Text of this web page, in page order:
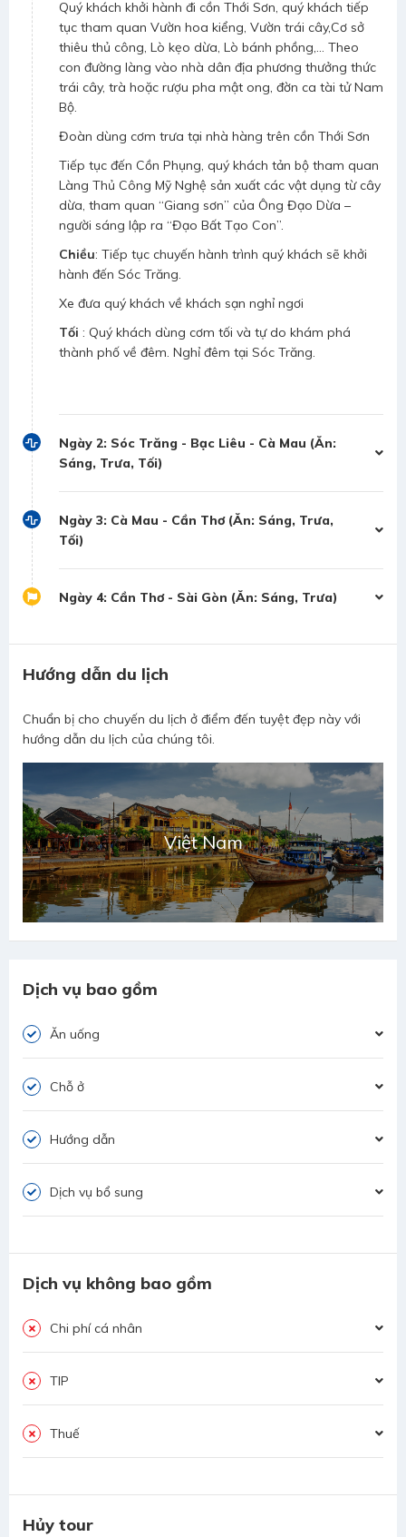
Quý khách khởi hành đi cồn Thới Sơn, quý khách tiếp
tục tham quan Vườn hoa kiểng, Vườn trái cây,Cơ sở
thiêu thủ công, Lò kẹo dừa, Lò bánh phồng,… Theo
con đường làng vào nhà dân địa phương thưởng thức
trái cây, trà hoặc rượu pha mật ong, đờn ca tài tử Nam
Bộ.
Đoàn dùng cơm trưa tại nhà hàng trên cồn Thới Sơn
Tiếp tục đến Cồn Phụng, quý khách tản bộ tham quan
Làng Thủ Công Mỹ Nghệ sản xuất các vật dụng từ cây
dừa, tham quan “Giang sơn” của Ông Đạo Dừa –
người sáng lập ra “Đạo Bất Tạo Con”.
Chiều: Tiếp tục chuyến hành trình quý khách sẽ khởi
hành đến Sóc Trăng.
Xe đưa quý khách về khách sạn nghỉ ngơi
Tối : Quý khách dùng cơm tối và tự do khám phá
thành phố về đêm. Nghỉ đêm tại Sóc Trăng.
Ngày 2: Sóc Trăng - Bạc Liêu - Cà Mau (Ăn:
Sáng, Trưa, Tối)
Ngày 3: Cà Mau - Cần Thơ (Ăn: Sáng, Trưa,
Tối)
Ngày 4: Cần Thơ - Sài Gòn (Ăn: Sáng, Trưa)
Hướng dẫn du lịch
Chuẩn bị cho chuyến du lịch ở điểm đến tuyệt đẹp này với
hướng dẫn du lịch của chúng tôi.
Việt Nam
Dịch vụ bao gồm
Ăn uống
Chỗ ở
Hướng dẫn
Dịch vụ bổ sung
Dịch vụ không bao gồm
Chi phí cá nhân
TIP
Thuế
Hủy tour